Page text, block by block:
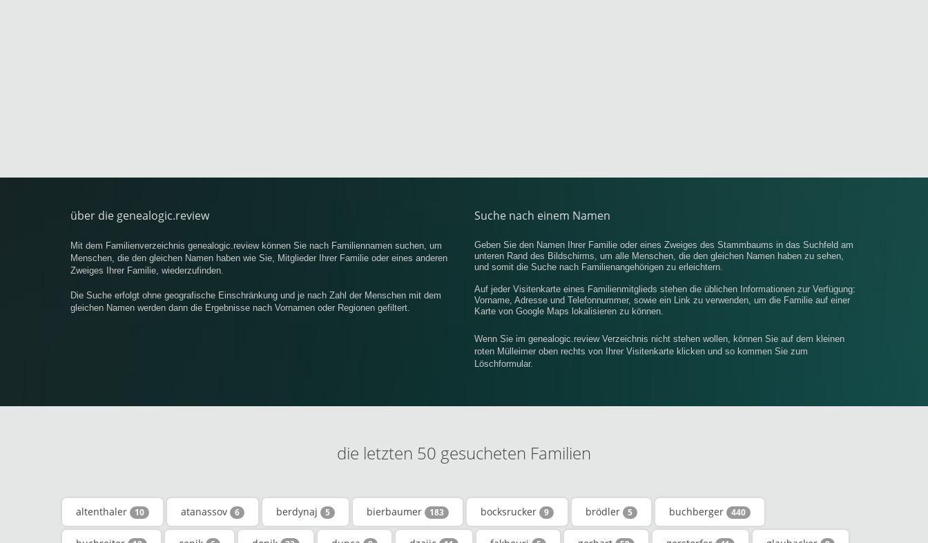
über die genealogic.review
Mit dem Familienverzeichnis genealogic.review können Sie nach Familiennamen suchen, um
Menschen, die den gleichen Namen haben wie Sie, Mitglieder Ihrer Familie oder eines anderen
Zweiges Ihrer Familie, wiederzufinden.
Die Suche erfolgt ohne geografische Einschränkung und je nach Zahl der Menschen mit dem
gleichen Namen werden dann die Ergebnisse nach Vornamen oder Regionen gefiltert.
Suche nach einem Namen
Geben Sie den Namen Ihrer Familie oder eines Zweiges des Stammbaums in das Suchfeld am
unteren Rand des Bildschirms, um alle Menschen, die den gleichen Namen haben zu sehen,
und somit die Suche nach Familienangehörigen zu erleichtern.
Auf jeder Visitenkarte eines Familienmitglieds stehen die üblichen Informationen zur Verfügung:
Vorname, Adresse und Telefonnummer, sowie ein Link zu verwenden, um die Familie auf einer
Karte von Google Maps lokalisieren zu können.
Wenn Sie im genealogic.review Verzeichnis nicht stehen wollen, können Sie auf dem kleinen
roten Mülleimer oben rechts von Ihrer Visitenkarte klicken und so kommen Sie zum
Löschformular.
die letzten 50 gesucheten Familien
altenthaler 10 atanassov 6 berdynaj 5 bierbaumer 183 bocksrucker 9 brödler 5 buchberger 440